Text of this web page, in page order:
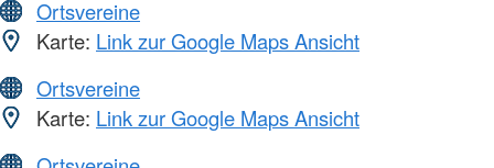
Ortsvereine
Karte: Link zur Google Maps Ansicht
Ortsvereine
Karte: Link zur Google Maps Ansicht